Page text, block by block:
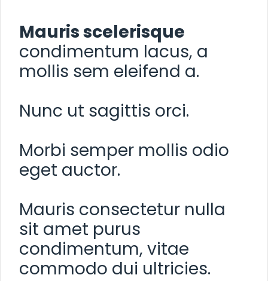
Mauris scelerisque
condimentum lacus, a
mollis sem eleifend a.
Nunc ut sagittis orci.
Morbi semper mollis odio
eget auctor.
Mauris consectetur nulla
sit amet purus
condimentum, vitae
commodo dui ultricies.